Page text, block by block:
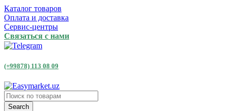
Каталог товаров
Оплата и доставка
Сервис-центры
Связаться с нами
(+99878) 113 08 09
Search